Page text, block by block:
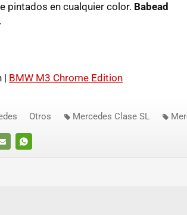
pintados en cualquier color. Babead
.
| BMW M3 Chrome Edition
WHATSAPP
Otros Mercedes Clase SL